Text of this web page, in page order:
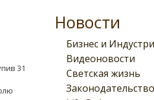
Новости
Бизнес и
Видеоновости
Светская жизнь
31